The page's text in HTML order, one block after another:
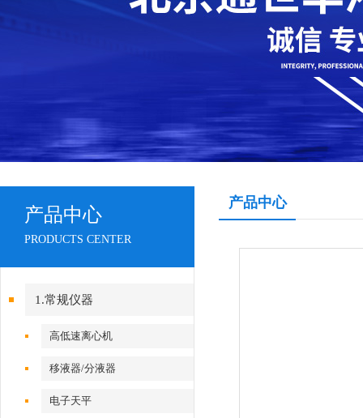
产品中心
PRODUCTS CENTER
1.常规仪器
高低速离心机
移液器/分液器
电子天平
产品中心